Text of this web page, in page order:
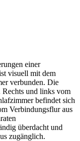
einer
visuell mit dem
verbunden. Die
Rechts und links vom
befindet sich
Verbindungsflur aus
überdacht und
zugänglich.